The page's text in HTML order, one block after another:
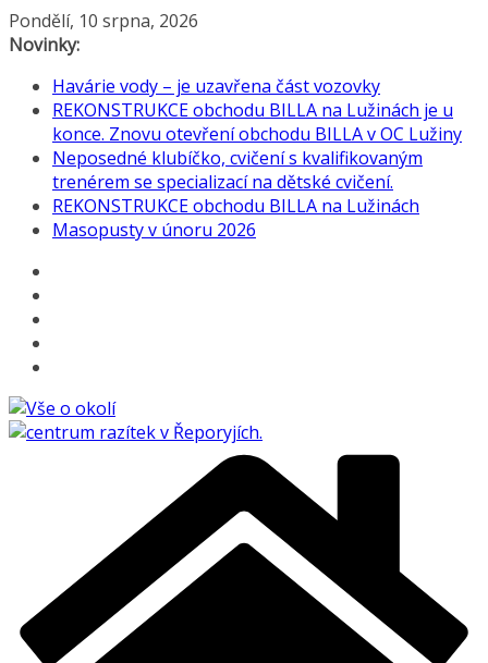
Přeskočit
na
Pondělí, 10 srpna, 2026
Novinky:
Havárie vody – je uzavřena část vozovky
REKONSTRUKCE obchodu BILLA na Lužinách je u
konce. Znovu otevření obchodu BILLA v OC Lužiny
Neposedné klubíčko, cvičení s kvalifikovaným
trenérem se specializací na dětské cvičení.
REKONSTRUKCE obchodu BILLA na Lužinách
Masopusty v únoru 2026